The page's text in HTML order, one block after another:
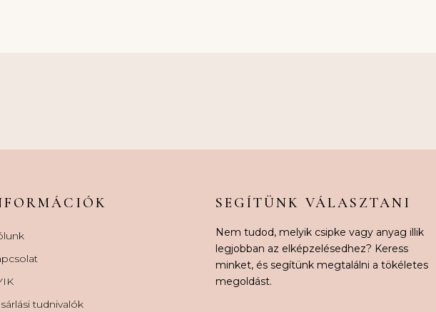
tudnivalók
SEGÍTÜNK VÁLASZTANI
Nem tudod, melyik csipke vagy anyag illik
legjobban az elképzelésedhez? Keress
minket, és segítünk megtalálni a tökéletes
megoldást.